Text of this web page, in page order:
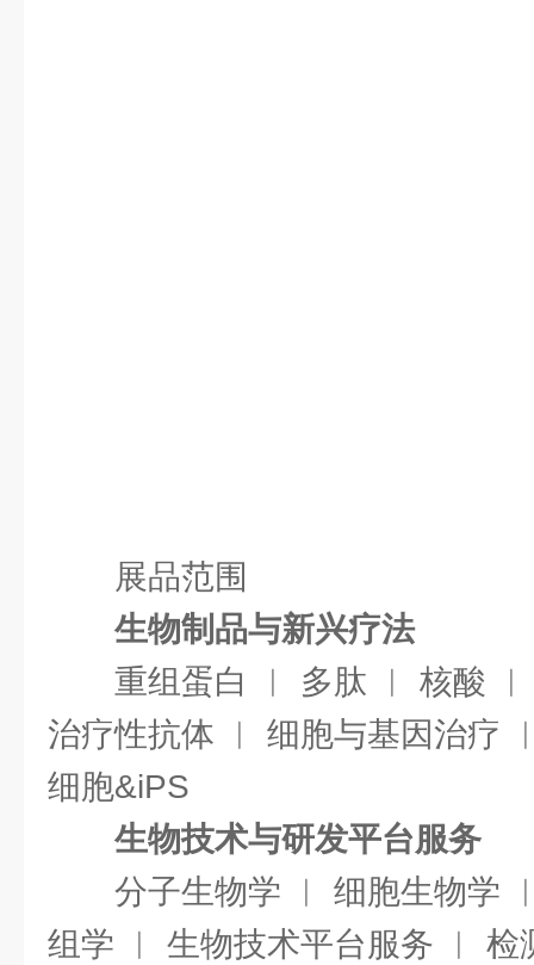
展品范围
生物制品与新兴疗法
重组蛋白 ︱ 多肽 ︱ 核酸
治疗性抗体 ︱ 细胞与基因治疗
细胞&iPS
生物技术与研发平台服务
分子生物学 ︱ 细胞生物学
组学 ︱ 生物技术平台服务 ︱ 检